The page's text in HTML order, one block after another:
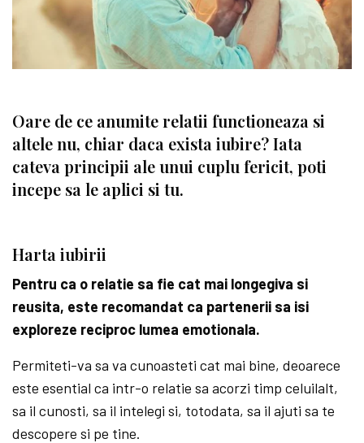
Oare de ce anumite relatii functioneaza si
altele nu, chiar daca exista iubire? Iata
cateva principii ale unui cuplu fericit, poti
incepe sa le aplici si tu.
Harta iubirii
Pentru ca o relatie sa fie cat mai longegiva si
reusita, este recomandat ca partenerii sa isi
exploreze reciproc lumea emotionala.
Permiteti-va sa va cunoasteti cat mai bine, deoarece
este esential ca intr-o relatie sa acorzi timp celuilalt,
sa il cunosti, sa il intelegi si, totodata, sa il ajuti sa te
descopere si pe tine.